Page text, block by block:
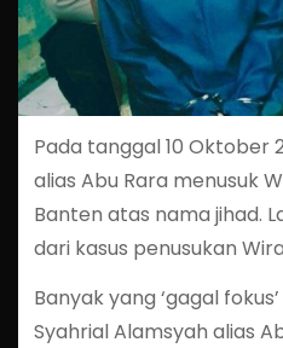
Pada tanggal 10 Oktober
alias Abu Rara menusuk
Banten atas nama jihad.
dari kasus penusukan
Banyak yang ‘gagal
Syahrial Alamsyah alias